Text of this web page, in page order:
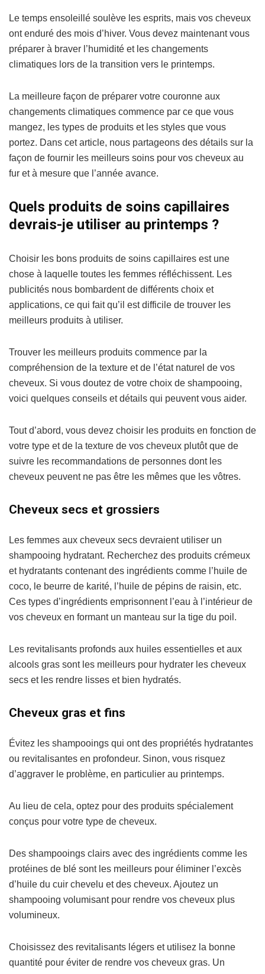
Le temps ensoleillé soulève les esprits, mais vos cheveux
ont enduré des mois d’hiver. Vous devez maintenant vous
préparer à braver l’humidité et les changements
climatiques lors de la transition vers le printemps.
La meilleure façon de préparer votre couronne aux
changements climatiques commence par ce que vous
mangez, les types de produits et les styles que vous
portez. Dans cet article, nous partageons des détails sur la
façon de fournir les meilleurs soins pour vos cheveux au
fur et à mesure que l’année avance.
Quels produits de soins capillaires
devrais-je utiliser au printemps ?
Choisir les bons produits de soins capillaires est une
chose à laquelle toutes les femmes réfléchissent. Les
publicités nous bombardent de différents choix et
applications, ce qui fait qu’il est difficile de trouver les
meilleurs produits à utiliser.
Trouver les meilleurs produits commence par la
compréhension de la texture et de l’état naturel de vos
cheveux. Si vous doutez de votre choix de shampooing,
voici quelques conseils et détails qui peuvent vous aider.
Tout d’abord, vous devez choisir les produits en fonction de
votre type et de la texture de vos cheveux plutôt que de
suivre les recommandations de personnes dont les
cheveux peuvent ne pas être les mêmes que les vôtres.
Cheveux secs et grossiers
Les femmes aux cheveux secs devraient utiliser un
shampooing hydratant. Recherchez des produits crémeux
et hydratants contenant des ingrédients comme l’huile de
coco, le beurre de karité, l’huile de pépins de raisin, etc.
Ces types d’ingrédients emprisonnent l’eau à l’intérieur de
vos cheveux en formant un manteau sur la tige du poil.
Les revitalisants profonds aux huiles essentielles et aux
alcools gras sont les meilleurs pour hydrater les cheveux
secs et les rendre lisses et bien hydratés.
Cheveux gras et fins
Évitez les shampooings qui ont des propriétés hydratantes
ou revitalisantes en profondeur. Sinon, vous risquez
d’aggraver le problème, en particulier au printemps.
Au lieu de cela, optez pour des produits spécialement
conçus pour votre type de cheveux.
Des shampooings clairs avec des ingrédients comme les
protéines de blé sont les meilleurs pour éliminer l’excès
d’huile du cuir chevelu et des cheveux. Ajoutez un
shampooing volumisant pour rendre vos cheveux plus
volumineux.
Choisissez des revitalisants légers et utilisez la bonne
quantité pour éviter de rendre vos cheveux gras. Un